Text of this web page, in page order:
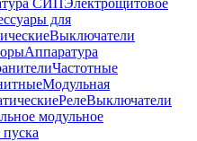
СИПЭлектрощитовое
для
Выключатели
Аппаратура
Частотные
Модульная
РелеВыключатели
модульное